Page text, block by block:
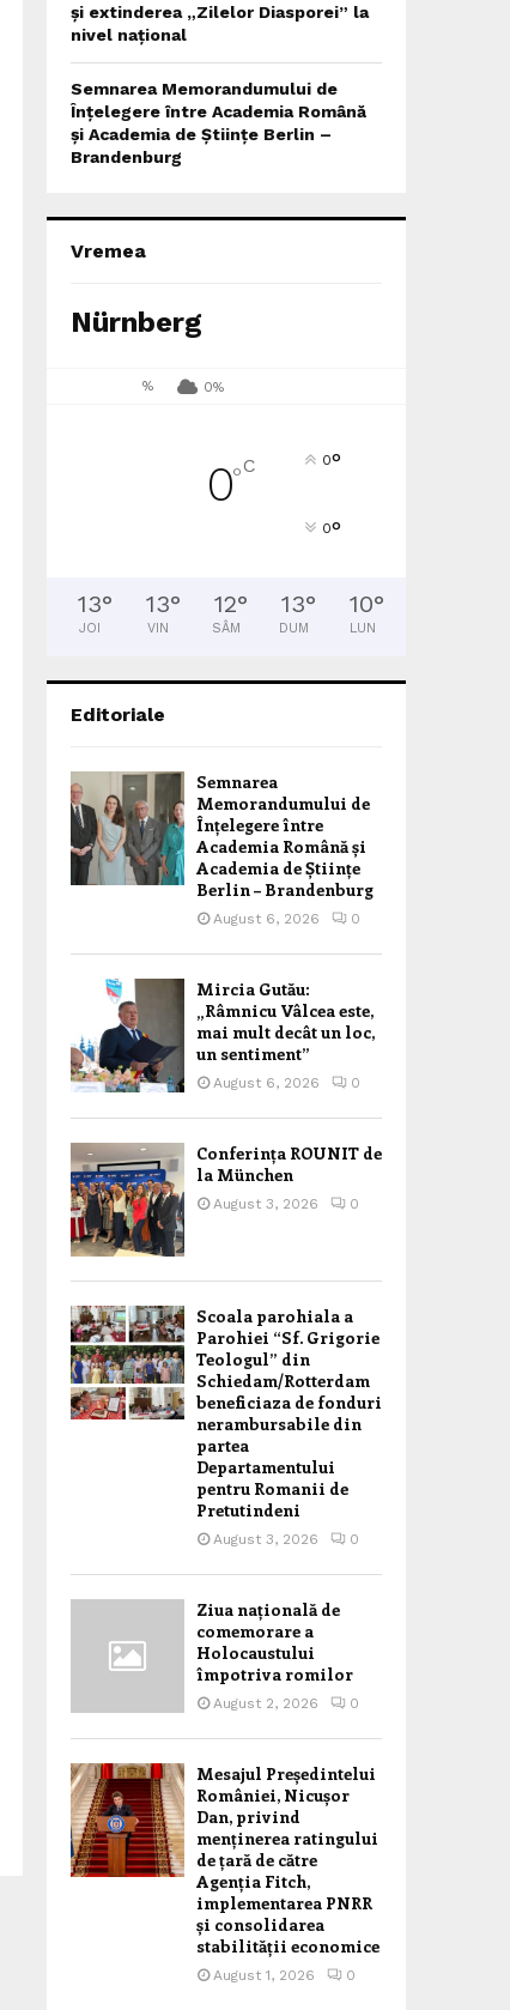
și extinderea „Zilelor Diasporei” la
nivel național
Semnarea Memorandumului de
Înțelegere între Academia Română
și Academia de Științe Berlin –
Brandenburg
Vremea
Nürnberg
% 0%
0°C 0°
0°
13°
JOI
13°
VIN
12°
SÂM
13°
DUM
10°
LUN
Editoriale
Semnarea
Memorandumului de
Înțelegere între
Academia Română și
Academia de Științe
Berlin – Brandenburg
August 6, 2026 0
Mircia Gutău:
„Râmnicu Vâlcea este,
mai mult decât un loc,
un sentiment”
August 6, 2026 0
Conferința ROUNIT de
la München
August 3, 2026 0
Scoala parohiala a
Parohiei “Sf. Grigorie
Teologul” din
Schiedam/Rotterdam
beneficiaza de fonduri
nerambursabile din
partea
Departamentului
pentru Romanii de
Pretutindeni
August 3, 2026 0
Ziua națională de
comemorare a
Holocaustului
împotriva romilor
August 2, 2026 0
Mesajul Președintelui
României, Nicușor
Dan, privind
menținerea ratingului
de țară de către
Agenția Fitch,
implementarea PNRR
și consolidarea
stabilității economice
August 1, 2026 0